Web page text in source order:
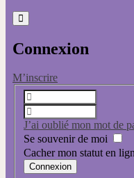
Connexion
M’inscrire
J’ai oublié mon mot de
Se souvenir de moi
Cacher mon statut en